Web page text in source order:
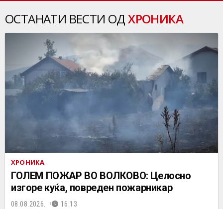
ОСТАНАТИ ВЕСТИ ОДХРОНИКА
ХРОНИКА
ГОЛЕМ ПОЖАР ВО ВОЛКОВО: Целосно
изгоре куќа, повреден пожарникар
08.08.2026. 16:13